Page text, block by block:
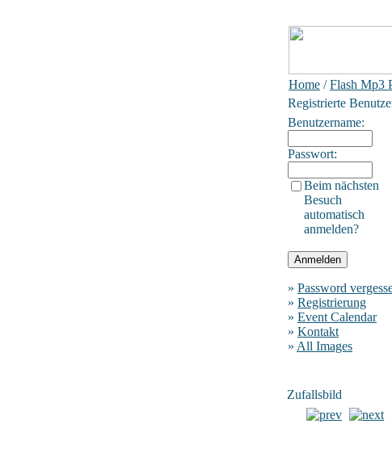
Home /Flash Mp3
Registrierte
Benutzername:
Passwort:
Beim nächsten
Besuch
automatisch
anmelden?
» Password
» Registrierung
» Event Calendar
» Kontakt
» All Images
Zufallsbild